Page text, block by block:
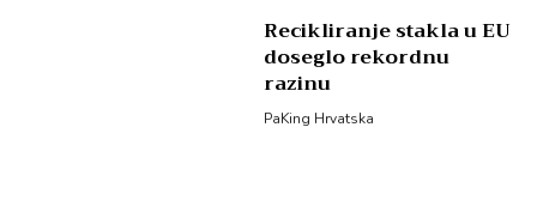
Recikliranje stakla u EU
doseglo rekordnu
razinu
PaKing Hrvatska